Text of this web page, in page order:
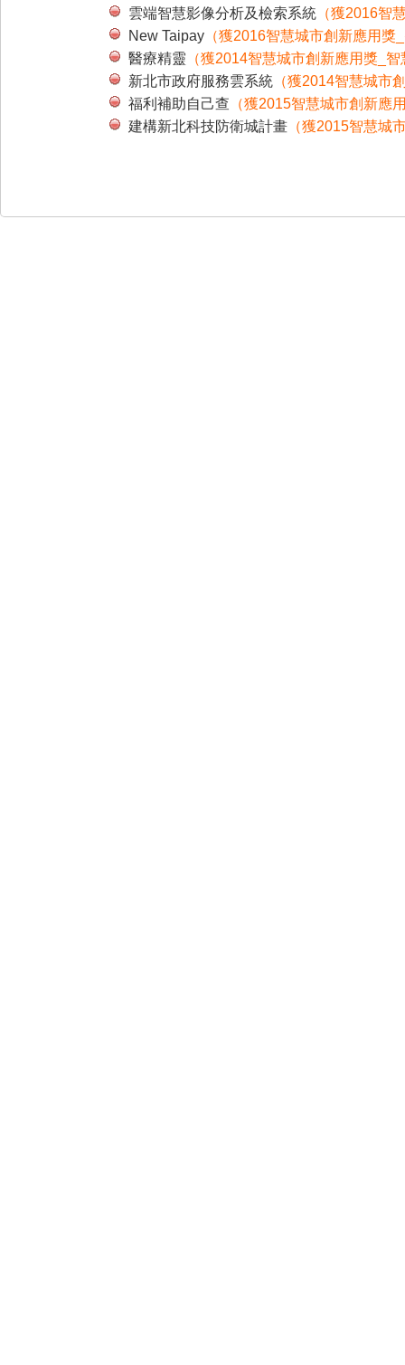
雲端智慧影像分析及檢索系統 （獲2016智
New Taipay （獲2016智慧城市創新應用獎
醫療精靈 （獲2014智慧城市創新應用獎_
新北市政府服務雲系統 （獲2014智慧城市
福利補助自己查 （獲2015智慧城市創新應
建構新北科技防衛城計畫 （獲2015智慧城